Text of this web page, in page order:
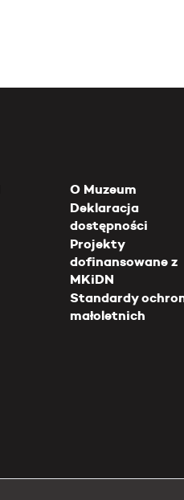
O Muzeum
Deklaracja
dostępności
Projekty
dofinansowane z
MKiDN
Standardy
małoletnich